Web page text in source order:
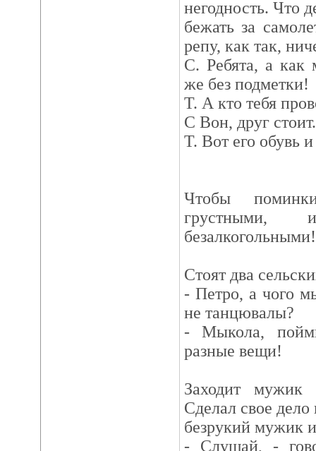
негодность. Что
бежать за
репу, как так,
С. Ребята, а как
же без подметки!
Т. А кто тебя
С Вон, друг стоит.
Т. Вот его обувь
Чтобы
грустными,
безалкогольными!
Стоят два
- Петро, а чого
не танцювалы?
- Мыкола,
разные вещи!
Заходит мужик
Сделал свое дело
безрукий мужик
- Слушай, -